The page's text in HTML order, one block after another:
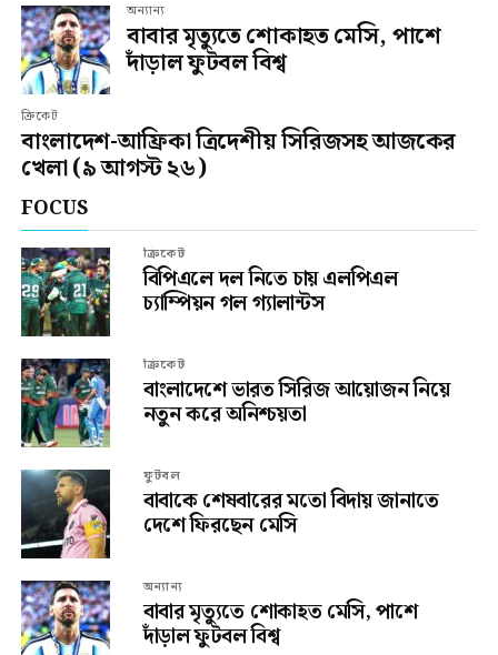
অন্যান্য
বাবার মৃত্যুতে শোকাহত মেসি, পাশে
দাঁড়াল ফুটবল বিশ্ব
ক্রিকেট
বাংলাদেশ-আফ্রিকা ত্রিদেশীয় সিরিজসহ আজকের
খেলা (৯ আগস্ট ২৬)
FOCUS
ক্রিকেট
বিপিএলে দল নিতে চায় এলপিএল
চ্যাম্পিয়ন গল গ্যালান্টস
ক্রিকেট
বাংলাদেশে ভারত সিরিজ আয়োজন নিয়ে
নতুন করে অনিশ্চয়তা
ফুটবল
বাবাকে শেষবারের মতো বিদায় জানাতে
দেশে ফিরছেন মেসি
অন্যান্য
বাবার মৃত্যুতে শোকাহত মেসি, পাশে
দাঁড়াল ফুটবল বিশ্ব